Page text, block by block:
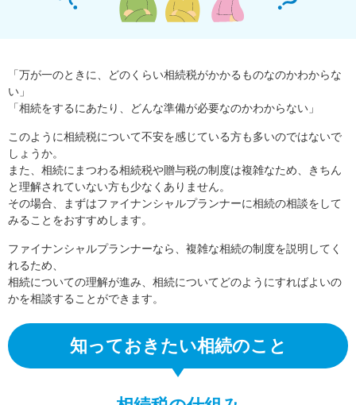
「万が一のときに、どのくらい相続税がかかるものなのかわからな
い」
「相続をするにあたり、どんな準備が必要なのかわからない」
このように相続税について不安を感じている方も多いのではないで
しょうか。
また、相続にまつわる相続税や贈与税の制度は複雑なため、きちん
と理解されていない方も少なくありません。
その場合、まずはファイナンシャルプランナーに相続の相談をして
みることをおすすめします。
ファイナンシャルプランナーなら、複雑な相続の制度を説明してく
れるため、
相続についての理解が進み、相続についてどのようにすればよいの
かを相談することができます。
知っておきたい相続のこと